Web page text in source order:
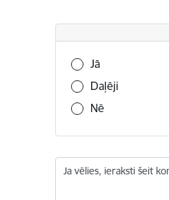
Vai šī informācija
Jā
Daļēji
Nē
Ja vēlies, ieraksti šeit